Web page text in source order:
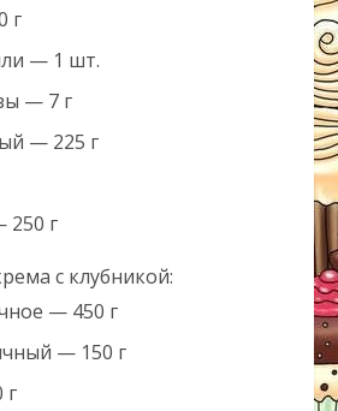
г
— 1 шт.
— 7 г
— 225 г
250 г
с клубникой:
— 450 г
— 150 г
г